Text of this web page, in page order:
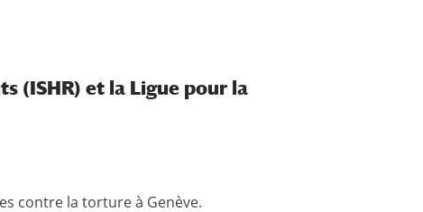
(ISHR) et la Ligue pour la
contre la torture à Genève.